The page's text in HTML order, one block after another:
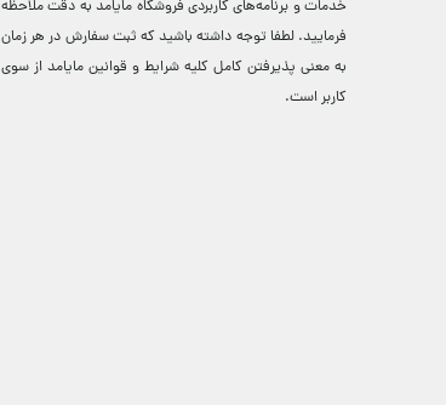
خدمات و برنامه‌‏های کاربردی فروشگاه مایامد به دقت ملاحظه
فرمایید. لطفا توجه داشته باشید که ثبت سفارش در هر زمان
به معنی پذیرفتن کامل کلیه شرایط و قوانین مایامد از سوی
کاربر است.